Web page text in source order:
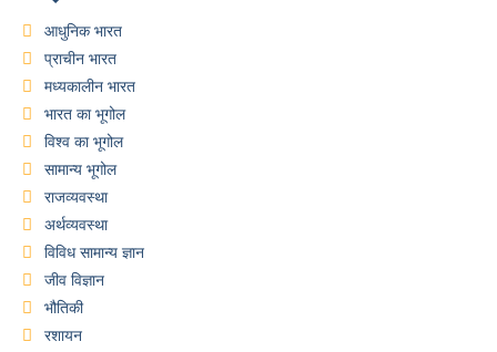
आधुनिक भारत
प्राचीन भारत
मध्यकालीन भारत
भारत का भूगोल
विश्व का भूगोल
सामान्य भूगोल
राजव्यवस्था
अर्थव्यवस्था
विविध सामान्य ज्ञान
जीव विज्ञान
भौतिकी
रशायन